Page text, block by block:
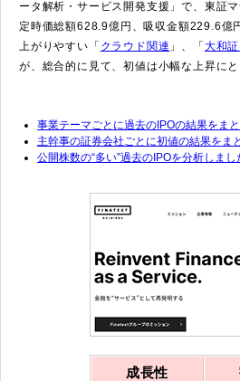
ータ解析・サービス開発支援」で、東証
定時価総額628.9億円、吸収金額229.6億
上がりやすい「 クラウド関連 」、「 大和
が、総合的に見て、初値は小幅な上昇にと
事業テーマごとに過去のIPOの結果をまと
主幹事の証券会社ごとに初値の結果をま
公開株数の“多い”過去のIPOを分析しまし
成長性